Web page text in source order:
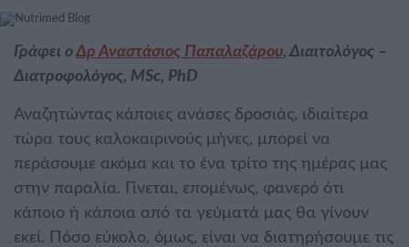
Γράφει οΔρ Αναστάσιος Παπαλαζάρου, Διαιτολόγος –
Διατροφολόγος, MSc, PhD
Αναζητώντας κάποιες ανάσες δροσιάς, ιδιαίτερα
τώρα τους καλοκαιρινούς μήνες, μπορεί να
περάσουμε ακόμα και το ένα τρίτο της ημέρας μας
στην παραλία. Γίνεται, επομένως, φανερό ότι
κάποιο ή κάποια από τα γεύματά μας θα γίνουν
εκεί. Πόσο εύκολο, όμως, είναι να διατηρήσουμε τις